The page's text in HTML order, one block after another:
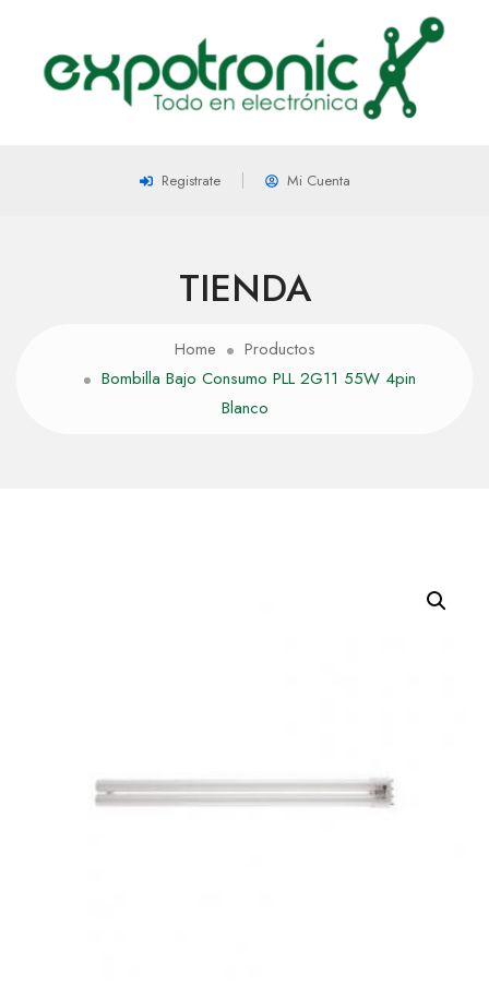
Registrate Mi Cuenta
TIENDA
Home
Productos
Bombilla Bajo Consumo PLL 2G11 55W 4pin
Blanco